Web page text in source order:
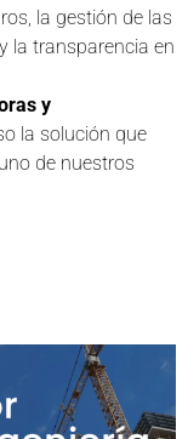
la gestión de las
la transparencia en
y
la solución que
de nuestros